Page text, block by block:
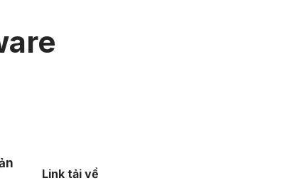
Link tải về